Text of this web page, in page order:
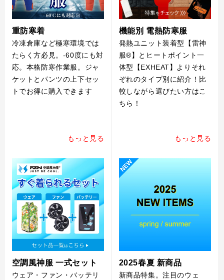
重防寒着
冷凍倉庫など極寒環境では
たらく方必見。-60度にも対
応。本格防寒作業服。ジャ
ケットとパンツの上下セッ
トでお得に購入できます
もっと見る
機能別 電熱防寒服
発熱ユニット装着型【雷神
服®】とヒートポイント一
体型【EXHEAT】よりそれ
ぞれのタイプ別に紹介！比
較しながら選びたい方はこ
ちら！
もっと見る
空調風神服 一式セット
ウェア・ファン・バッテリ
2025春夏 新商品
新商品特集。注目のウェ